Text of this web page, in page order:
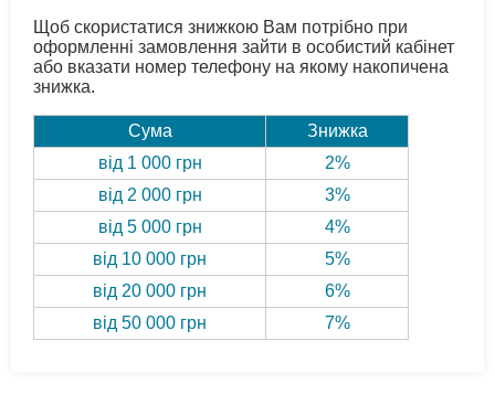
Щоб скористатися знижкою Вам потрібно при
оформленні замовлення зайти в особистий кабінет
або вказати номер телефону на якому накопичена
знижка.
Сума
Знижка
від 1 000 грн
2%
від 2 000 грн
3%
від 5 000 грн
4%
від 10 000 грн
5%
від 20 000 грн
6%
від 50 000 грн
7%